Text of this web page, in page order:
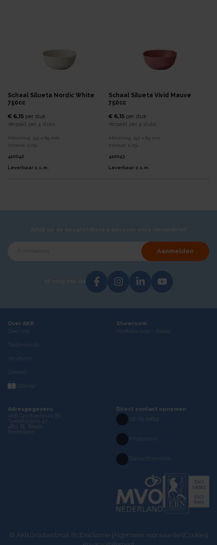
Schaal Silueta Nordic White
750cc
€ 6,15 per stuk
Verpakt per 4 stuks
Afmeting: 152 x 65 mm
Inhoud: 0,75L
410042
Leverbaar z.s.m.
Schaal Silueta Vivid Mauve
750cc
€ 6,15 per stuk
Verpakt per 4 stuks
Afmeting: 152 x 65 mm
Inhoud: 0,75L
410043
Leverbaar z.s.m.
Aanmelden
Over AKB
Over ons
Testimonials
Vacatures
Contact
Catalogi
Showroom
Hoofdkantoor - Breda
Adresgegevens
AKB Grootverbruik BV
Takkebijsters 47
4817 BL Breda
Nederland
Direct contact opnemen
030 69 50814
info@akb.nl
Contactformulier
© AKB Grootverbruik BV Disclaimer Algemene voorwaarden Cookies|